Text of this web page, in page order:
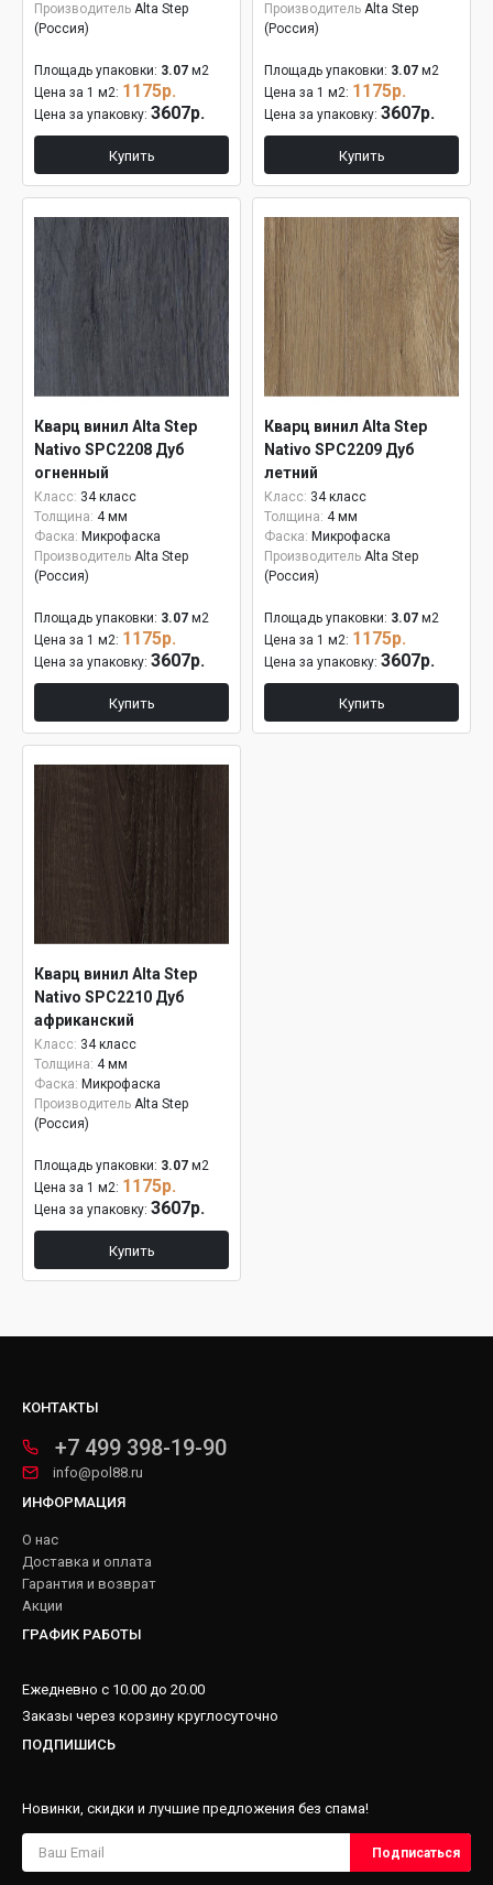
Производитель Alta Step
(Россия)
Площадь упаковки: 3.07 м2
Цена за 1 м2: 1175р.
Цена за упаковку: 3607р.
Купить
Производитель Alta Step
(Россия)
Площадь упаковки: 3.07 м2
Цена за 1 м2: 1175р.
Цена за упаковку: 3607р.
Купить
Кварц винил Alta Step
Nativo SPC2208 Дуб
огненный
Класс: 34 класс
Толщина: 4 мм
Фаска: Микрофаска
Производитель Alta Step
(Россия)
Площадь упаковки: 3.07 м2
Цена за 1 м2: 1175р.
Цена за упаковку: 3607р.
Купить
Кварц винил Alta Step
Nativo SPC2209 Дуб
летний
Класс: 34 класс
Толщина: 4 мм
Фаска: Микрофаска
Производитель Alta Step
(Россия)
Площадь упаковки: 3.07 м2
Цена за 1 м2: 1175р.
Цена за упаковку: 3607р.
Купить
Кварц винил Alta Step
Nativo SPC2210 Дуб
африканский
Класс: 34 класс
Толщина: 4 мм
Фаска: Микрофаска
Производитель Alta Step
(Россия)
Площадь упаковки: 3.07 м2
Цена за 1 м2: 1175р.
Цена за упаковку: 3607р.
Купить
КОНТАКТЫ
+7 499 398-19-90
info@pol88.ru
ИНФОРМАЦИЯ
О нас
Доставка и оплата
Гарантия и возврат
Акции
ГРАФИК РАБОТЫ
Ежедневно с 10.00 до 20.00
Заказы через корзину круглосуточно
ПОДПИШИСЬ
Новинки, скидки и лучшие предложения без спама!